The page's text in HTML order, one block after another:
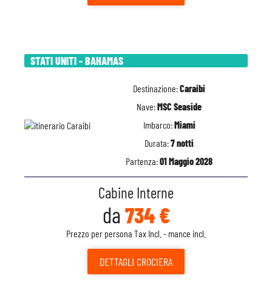
STATI UNITI - BAHAMAS
Destinazione:Caraibi
Nave:MSC Seaside
Imbarco:Miami
Durata:7 notti
Partenza:01 Maggio 2028
Cabine Interne
da 734 €
Prezzo per persona Tax Incl. - mance incl.
DETTAGLI CROCIERA